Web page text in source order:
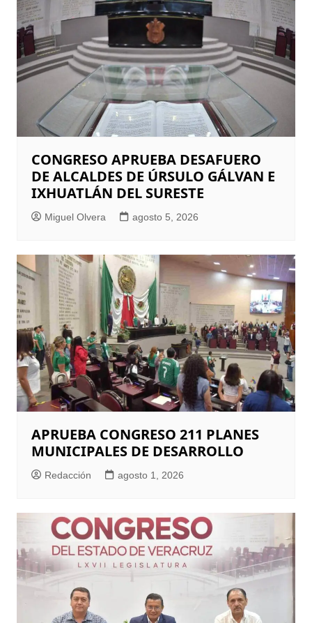
CONGRESO APRUEBA DESAFUERO
DE ALCALDES DE ÚRSULO GÁLVAN E
IXHUATLÁN DEL SURESTE
Miguel Olvera agosto 5, 2026
APRUEBA CONGRESO 211 PLANES
MUNICIPALES DE DESARROLLO
Redacción agosto 1, 2026